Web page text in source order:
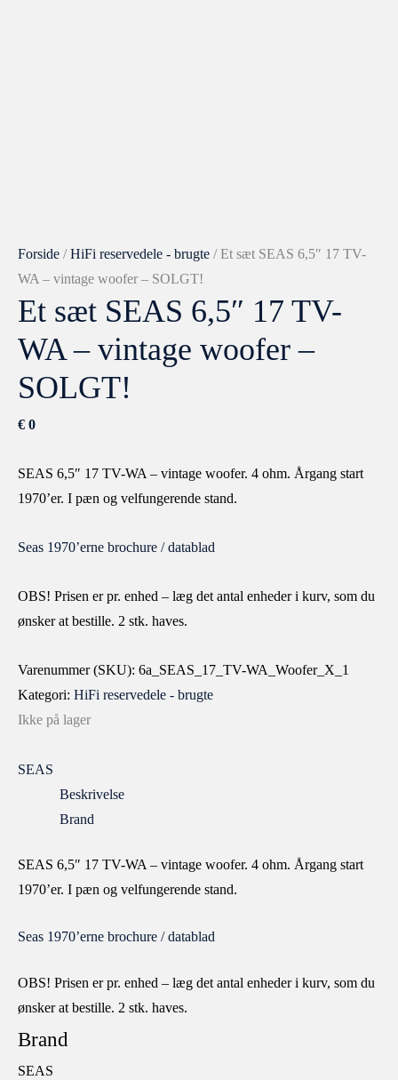
Forside /HiFi reservedele - brugte / Et sæt SEAS 6,5″ 17 TV-
WA – vintage woofer – SOLGT!
Et sæt SEAS 6,5″ 17 TV-
WA – vintage woofer –
SOLGT!
€ 0
SEAS 6,5″ 17 TV-WA – vintage woofer. 4 ohm. Årgang start
1970’er. I pæn og velfungerende stand.
Seas 1970’erne brochure / datablad
OBS! Prisen er pr. enhed – læg det antal enheder i kurv, som du
ønsker at bestille. 2 stk. haves.
Varenummer (SKU): 6a_SEAS_17_TV-WA_Woofer_X_1
Kategori: HiFi reservedele - brugte
Ikke på lager
SEAS
Beskrivelse
Brand
SEAS 6,5″ 17 TV-WA – vintage woofer. 4 ohm. Årgang start
1970’er. I pæn og velfungerende stand.
Seas 1970’erne brochure / datablad
OBS! Prisen er pr. enhed – læg det antal enheder i kurv, som du
ønsker at bestille. 2 stk. haves.
Brand
SEAS